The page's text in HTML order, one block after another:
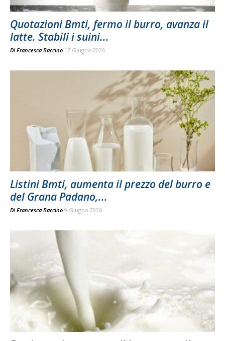
Quotazioni Bmti, fermo il burro, avanza il
latte. Stabili i suini...
Di Francesca Baccino 17 Giugno 2026
Listini Bmti, aumenta il prezzo del burro e
del Grana Padano,...
Di Francesca Baccino 9 Giugno 2026